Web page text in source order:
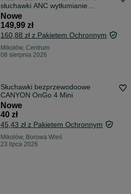
słuchawki ANC wytłumianie
szumów mikrofon BT
Nowe
149,99 zł
160,88 zł z Pakietem Ochronnym
Mikołów, Centrum
08 sierpnia 2026
Słuchawki bezprzewodoowe
CANYON OnGo 4 Mini
Nowe
40 zł
45,43 zł z Pakietem Ochronnym
Mikołów, Borowa Wieś
23 lipca 2026